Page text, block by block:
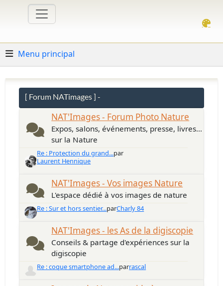
Menu principal
[ Forum NATimages ] -
NAT'Images - Forum Photo Nature
Expos, salons, événements, presse, livres...
sur la Nature
Re : Protection du grand...par
Laurent Hennique
NAT'Images - Vos images Nature
L'espace dédié à vos images de nature
Re : Sur et hors sentier...parCharly 84
NAT'Images - les As de la digiscopie
Conseils & partage d'expériences sur la
digiscopie
Re : coque smartphone ad...parrascal